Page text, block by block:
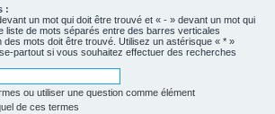
:
un mot qui doit être trouvé et « - » devant un mot qui
liste de mots séparés entre des barres verticales
des mots doit être trouvé. Utilisez un astérisque « * »
partout si vous souhaitez effectuer des recherches
ou utiliser une question comme élément
de ces termes